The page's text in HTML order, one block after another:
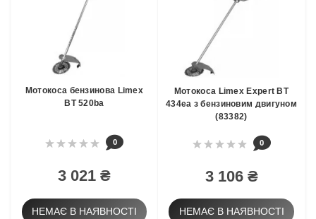
Мотокоса бензинова Limex
BT 520ba
0
3 021 ₴
НЕМАЄ В НАЯВНОСТІ
Мотокоса Limex Expert ВТ
434ea з бензиновим двигуном
(83382)
0
3 106 ₴
НЕМАЄ В НАЯВНОСТІ